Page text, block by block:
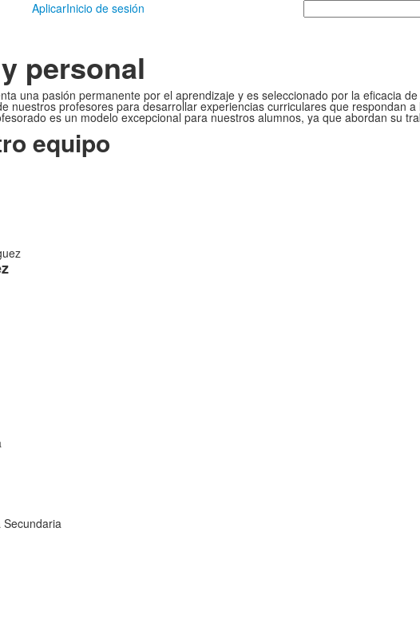
AplicarInicio de sesión Busque
en
personal
una pasión permanente por el aprendizaje y es seleccionado por la eficacia
nuestros profesores para desarrollar experiencias curriculares que respondan
es un modelo excepcional para nuestros alumnos, ya que abordan su
equipo